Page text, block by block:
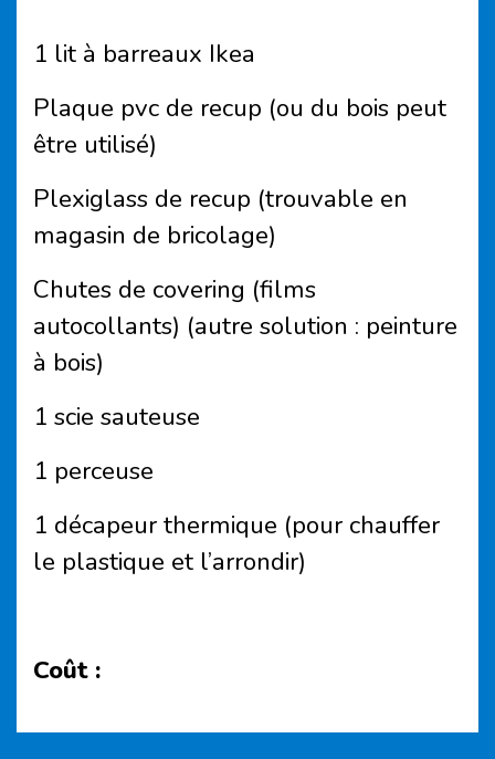
1 lit à barreaux Ikea
Plaque pvc de recup (ou du bois peut
être utilisé)
Plexiglass de recup (trouvable en
magasin de bricolage)
Chutes de covering (films
autocollants) (autre solution : peinture
à bois)
1 scie sauteuse
1 perceuse
1 décapeur thermique (pour chauffer
le plastique et l’arrondir)
Coût :